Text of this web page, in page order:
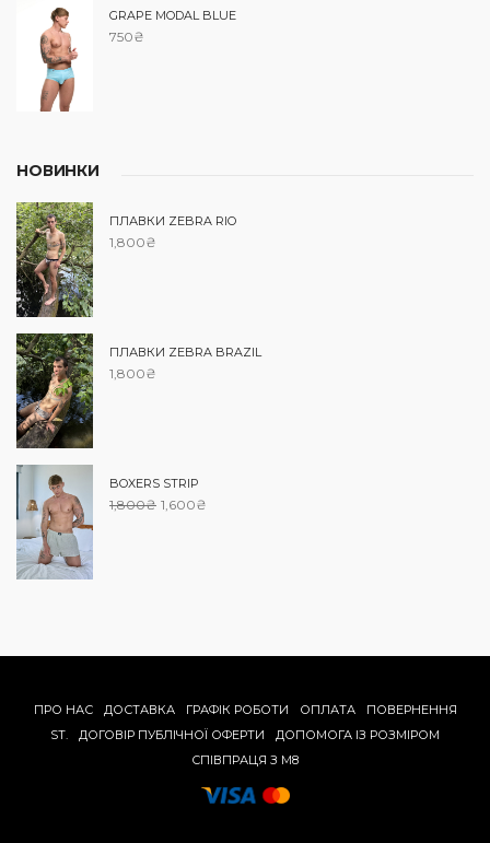
GRAPE MODAL BLUE
750₴
НОВИНКИ
ПЛАВКИ ZEBRA RIO
1,800₴
ПЛАВКИ ZEBRA BRAZIL
1,800₴
BOXERS STRIP
1,800₴ 1,600₴
ПРО НАС ДОСТАВКА ГРАФІК РОБОТИ ОПЛАТА
ПОВЕРНЕННЯ
ST.
ДОГОВІР ПУБЛІЧНОЇ ОФЕРТИ
ДОПОМОГА IЗ РОЗМIРОМ
СПІВПРАЦЯ З M8